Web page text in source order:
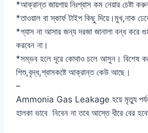
*আক্রান্ত জায়গায় নিঃশ্বাস কম নেয়ার চেষ্টা
*তাওয়াল বা স্কার্ফ টাইপ কিছু দিয়ে।মুখ,নাক
*গ্যাস না আসার জন্য দরজা জানালা বন্ধ করে
করবেন না।
*সম্ভব হলে দূরে কোথাও চলে আসুন। বিশেষ
শিশু,বৃদ্ধ,শ্বাসকষ্টে আক্রান্ত কেউ আছে।
–
Ammonia Gas Leakage হয়ে মৃত্যু
হালকা ভাবে নিবেন না তবে আস্তে ধীরে বের